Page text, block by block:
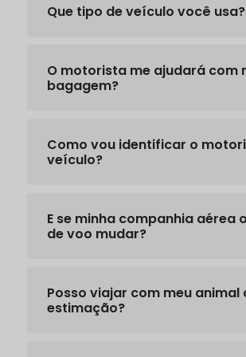
Que tipo de veículo você usa?
O motorista me ajudará com
bagagem?
Como vou identificar o
veículo?
E se minha companhia aérea
de voo mudar?
Posso viajar com meu animal
estimação?